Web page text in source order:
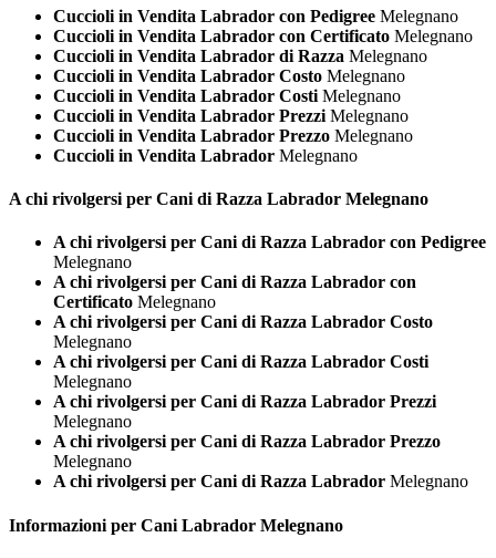
Cuccioli in Vendita Labrador con Pedigree Melegnano
Cuccioli in Vendita Labrador con Certificato Melegnano
Cuccioli in Vendita Labrador di Razza Melegnano
Cuccioli in Vendita Labrador Costo Melegnano
Cuccioli in Vendita Labrador Costi Melegnano
Cuccioli in Vendita Labrador Prezzi Melegnano
Cuccioli in Vendita Labrador Prezzo Melegnano
Cuccioli in Vendita Labrador Melegnano
A chi rivolgersi per Cani di Razza Labrador Melegnano
A chi rivolgersi per Cani di Razza Labrador con Pedigree
Melegnano
A chi rivolgersi per Cani di Razza Labrador con
Certificato Melegnano
A chi rivolgersi per Cani di Razza Labrador Costo
Melegnano
A chi rivolgersi per Cani di Razza Labrador Costi
Melegnano
A chi rivolgersi per Cani di Razza Labrador Prezzi
Melegnano
A chi rivolgersi per Cani di Razza Labrador Prezzo
Melegnano
A chi rivolgersi per Cani di Razza Labrador Melegnano
Informazioni per Cani Labrador Melegnano